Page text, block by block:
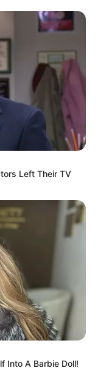
fétiches
sur la grille.
grille complète.
Left Their TV
Into A Barbie Doll!